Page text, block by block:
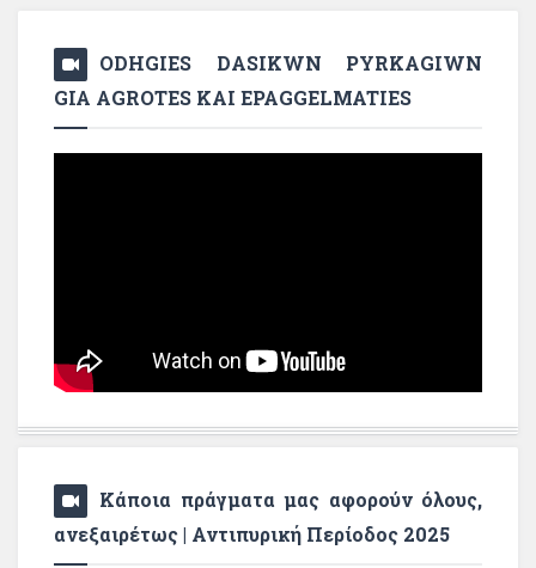
ODHGIES DASIKWN PYRKAGIWN
GIA AGROTES KAI EPAGGELMATIES
Κάποια πράγματα μας αφορούν όλους,
ανεξαιρέτως | Αντιπυρική Περίοδος 2025